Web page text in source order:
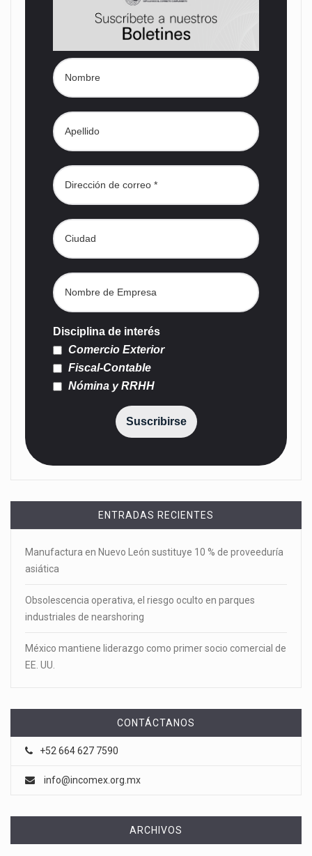
Disciplina de interés
Comercio Exterior
Fiscal-Contable
Nómina y RRHH
Suscribirse
ENTRADAS RECIENTES
Manufactura en Nuevo León sustituye 10 % de proveeduría
asiática
Obsolescencia operativa, el riesgo oculto en parques
industriales de nearshoring
México mantiene liderazgo como primer socio comercial de
EE. UU.
CONTÁCTANOS
+52 664 627 7590
info@incomex.org.mx
ARCHIVOS